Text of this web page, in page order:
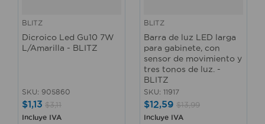
BLITZ
Dicroico Led Gu10 7W
L/Amarilla - BLITZ
SKU: 905860
$1,13 $3,11
Incluye IVA
BLITZ
Barra de luz LED larga
para gabinete, con
sensor de movimiento y
tres tonos de luz. -
BLITZ
SKU: 11917
$12,59 $13,99
Incluye IVA